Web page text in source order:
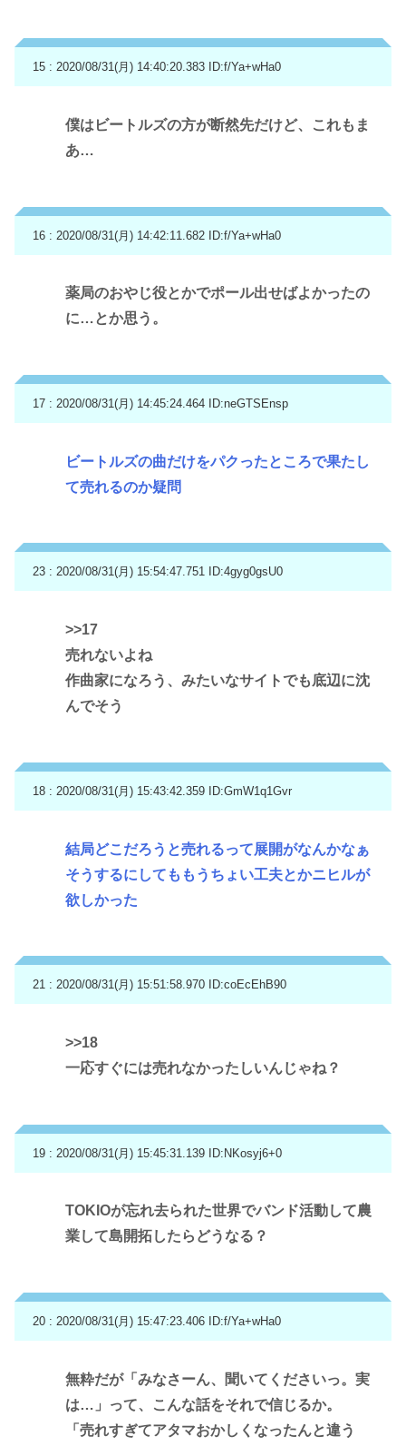
15 : 2020/08/31(月) 14:40:20.383 ID:f/Ya+wHa0
僕はビートルズの方が断然先だけど、これもま
あ…
16 : 2020/08/31(月) 14:42:11.682 ID:f/Ya+wHa0
薬局のおやじ役とかでポール出せばよかったの
に…とか思う。
17 : 2020/08/31(月) 14:45:24.464 ID:neGTSEnsp
ビートルズの曲だけをパクったところで果たし
て売れるのか疑問
23 : 2020/08/31(月) 15:54:47.751 ID:4gyg0gsU0
>>17
売れないよね
作曲家になろう、みたいなサイトでも底辺に沈
んでそう
18 : 2020/08/31(月) 15:43:42.359 ID:GmW1q1Gvr
結局どこだろうと売れるって展開がなんかなぁ
そうするにしてももうちょい工夫とかニヒルが
欲しかった
21 : 2020/08/31(月) 15:51:58.970 ID:coEcEhB90
>>18
一応すぐには売れなかったしいんじゃね？
19 : 2020/08/31(月) 15:45:31.139 ID:NKosyj6+0
TOKIOが忘れ去られた世界でバンド活動して農
業して島開拓したらどうなる？
20 : 2020/08/31(月) 15:47:23.406 ID:f/Ya+wHa0
無粋だが「みなさーん、聞いてくださいっ。実
は…」って、こんな話をそれで信じるか。
「売れすぎてアタマおかしくなったんと違う